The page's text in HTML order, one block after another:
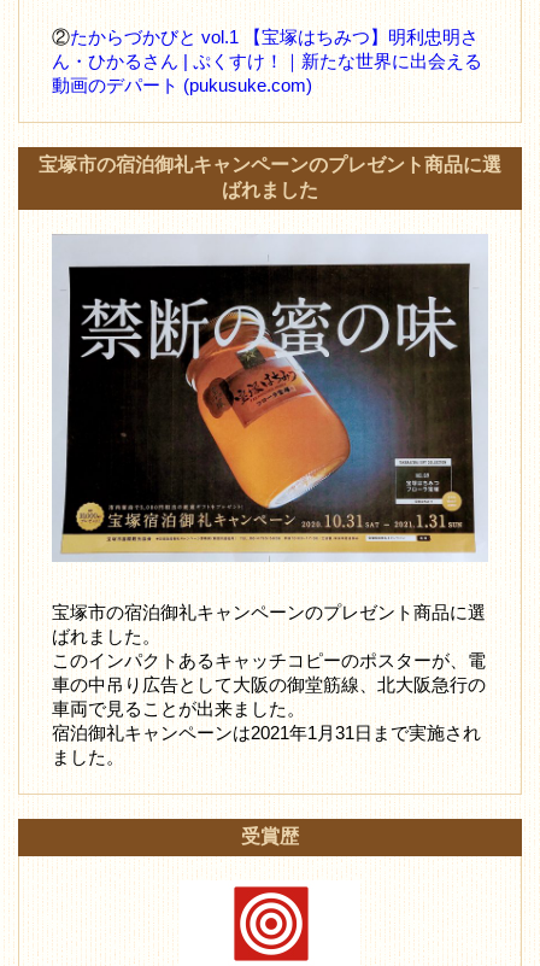
②たからづかびと vol.1 【宝塚はちみつ】明利忠明さ
ん・ひかるさん | ぷくすけ！｜新たな世界に出会える
動画のデパート (pukusuke.com)
宝塚市の宿泊御礼キャンペーンのプレゼント商品に選
ばれました
宝塚市の宿泊御礼キャンペーンのプレゼント商品に選
ばれました。
このインパクトあるキャッチコピーのポスターが、電
車の中吊り広告として大阪の御堂筋線、北大阪急行の
車両で見ることが出来ました。
宿泊御礼キャンペーンは2021年1月31日まで実施され
ました。
受賞歴